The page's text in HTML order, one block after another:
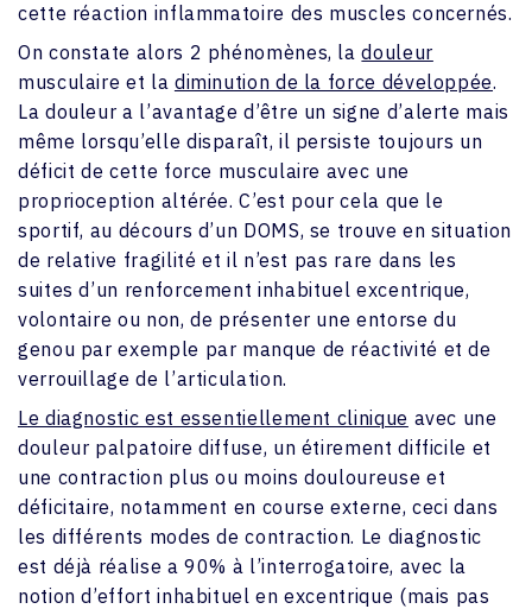
cette réaction inflammatoire des muscles concernés.
On constate alors 2 phénomènes, ladouleur
musculaire et la diminution de la force développée.
La douleur a l’avantage d’être un signe d’alerte mais
même lorsqu’elle disparaît, il persiste toujours un
déficit de cette force musculaire avec une
proprioception altérée. C’est pour cela que le
sportif, au décours d’un DOMS, se trouve en situation
de relative fragilité et il n’est pas rare dans les
suites d’un renforcement inhabituel excentrique,
volontaire ou non, de présenter une entorse du
genou par exemple par manque de réactivité et de
verrouillage de l’articulation.
Le diagnostic est essentiellement clinique avec une
douleur palpatoire diffuse, un étirement difficile et
une contraction plus ou moins douloureuse et
déficitaire, notamment en course externe, ceci dans
les différents modes de contraction. Le diagnostic
est déjà réalise a 90% à l’interrogatoire, avec la
notion d’effort inhabituel en excentrique (mais pas